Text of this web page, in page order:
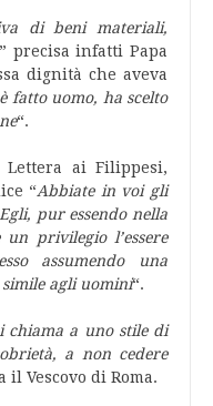
di beni materiali,
precisa infatti Papa
dignità che aveva
fatto uomo, ha scelto
“.
ai Filippesi,
“Abbiate in voi gli
pur essendo nella
privilegio l’essere
assumendo una
agli uomini“.
chiama a uno stile di
a non cedere
il Vescovo di Roma.